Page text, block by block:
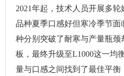
2021年起，技术人员开展多
品种夏季口感好但寒冷季节面
种分别突破了耐寒与产量瓶
板，最终升级至L1000这一均
量与口感之间找到了最佳平